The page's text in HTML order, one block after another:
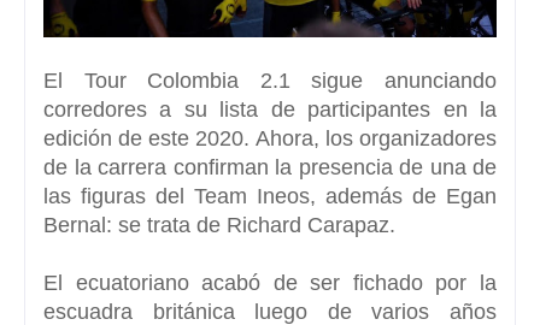
El Tour Colombia 2.1 sigue anunciando
corredores a su lista de participantes en la
edición de este 2020. Ahora, los organizadores
de la carrera confirman la presencia de una de
las figuras del Team Ineos, además de Egan
Bernal: se trata de Richard Carapaz.
El ecuatoriano acabó de ser fichado por la
escuadra británica luego de varios años